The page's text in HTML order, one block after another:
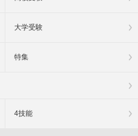
大学受験
特集
4技能